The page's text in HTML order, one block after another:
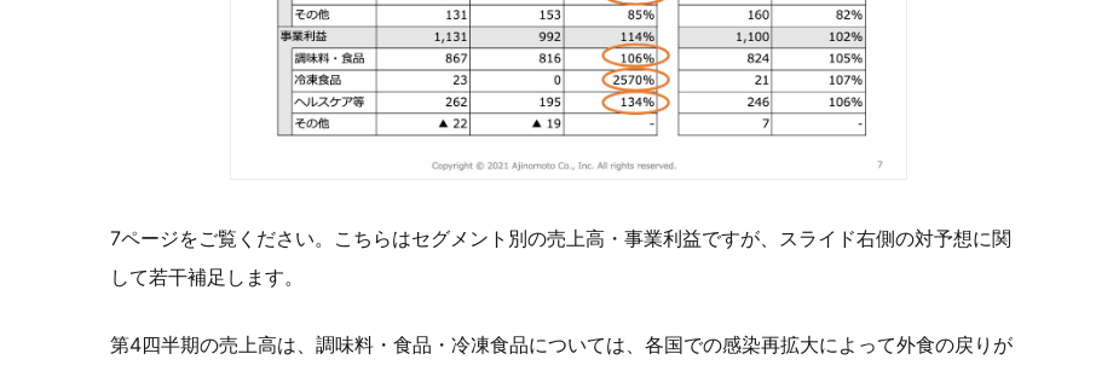
7ページをご覧ください。こちらはセグメント別の売上高・事業利益ですが、スライド右側の対予想に関
して若干補足します。
第4四半期の売上高は、調味料・食品・冷凍食品については、各国での感染再拡大によって外食の戻りが